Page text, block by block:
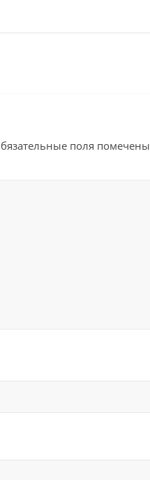
поля помечены